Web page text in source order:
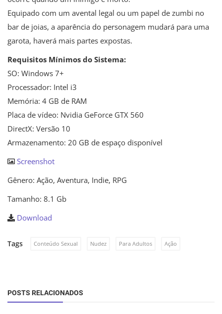
Equipado com um avental legal ou um papel de zumbi no
bar de joias, a aparência do personagem mudará para uma
garota, haverá mais partes expostas.
Requisitos Mínimos do Sistema:
SO: Windows 7+
Processador: Intel i3
Memória: 4 GB de RAM
Placa de vídeo: Nvidia GeForce GTX 560
DirectX: Versão 10
Armazenamento: 20 GB de espaço disponível
Screenshot
Gênero: Ação, Aventura, Indie, RPG
Tamanho: 8.1 Gb
Download
Tags Conteúdo Sexual Nudez Para Adultos Ação
POSTS RELACIONADOS